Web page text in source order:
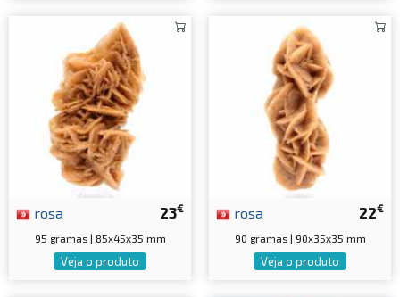
23€
rosa
95 gramas | 85x45x35 mm
Veja o produto
22€
rosa
90 gramas | 90x35x35 mm
Veja o produto